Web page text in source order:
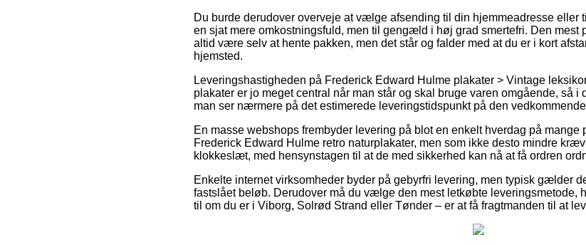
Du burde derudover overveje at vælge afsending til din hjemmeadresse eller
en sjat mere omkostningsfuld, men til gengæld i høj grad smertefri. Den mest
altid være selv at hente pakken, men det står og falder med at du er i kort
hjemsted.
Leveringshastigheden på Frederick Edward Hulme plakater > Vintage
plakater er jo meget central når man står og skal bruge varen omgående, så i
man ser nærmere på det estimerede leveringstidspunkt på den
En masse webshops frembyder levering på blot en enkelt hverdag på mange
Frederick Edward Hulme retro naturplakater, men som ikke desto mindre
klokkeslæt, med hensynstagen til at de med sikkerhed kan nå at få ordren
Enkelte internet virksomheder byder på gebyrfri levering, men typisk gælder
fastslået beløb. Derudover må du vælge den mest letkøbte leveringsmetode,
til om du er i Viborg, Solrød Strand eller Tønder – er at få fragtmanden til at